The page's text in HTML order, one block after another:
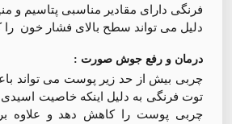
فرنگی دارای مقادیر مناسبی پتاسیم و
دلیل می تواند سطح بالای فشار خون
درمان و رفع جوش صورت :
چربی بیش از حد زیر پوست می تواند
توت فرنگی به دلیل اینکه خاصیت
چربی پوست را کاهش دهد و علاوه